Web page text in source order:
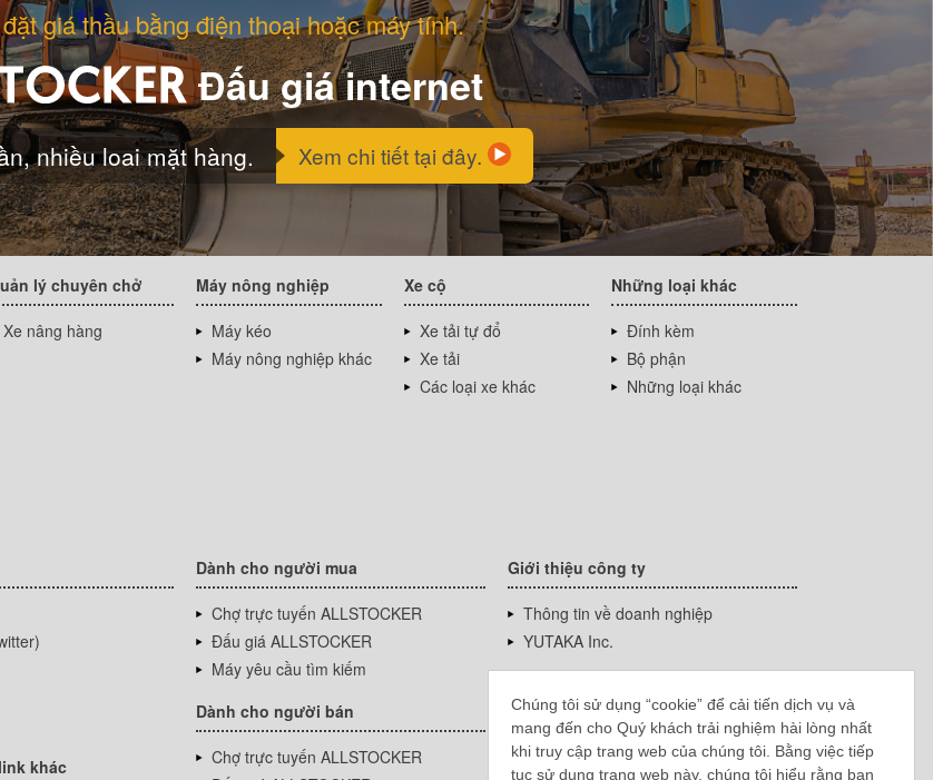
Chúng tôi sử dụng “cookie” để cải tiến dịch vụ và
mang đến cho Quý khách trải nghiệm hài lòng nhất
khi truy cập trang web của chúng tôi. Bằng việc tiếp
tục sử dụng trang web này, chúng tôi hiểu rằng bạn
giá thầu bằng điện thoại hoặc máy tính.
Đấu giá internet
nhiều loai mặt hàng. Xem chi tiết tại đây.
lý chuyên chở
Xe nâng hàng
Máy nông nghiệp
Máy kéo
Máy nông nghiệp khác
Xe cộ
Xe tải tự đổ
Xe tải
Các loại xe khác
Những loại khác
Đính kèm
Bộ phận
Những loại khác
khác
Dành cho người mua
Chợ trực tuyến ALLSTOCKER
Đấu giá ALLSTOCKER
Máy yêu cầu tìm kiếm
Dành cho người bán
Chợ trực tuyến ALLSTOCKER
Giới thiệu công ty
Thông tin về doanh nghiệp
YUTAKA Inc.